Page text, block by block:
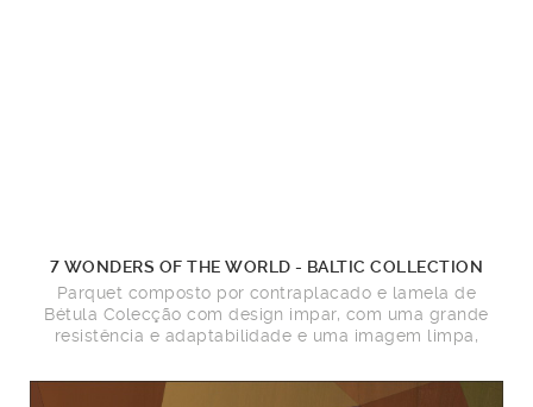
7 WONDERS OF THE WORLD - BALTIC COLLECTION
Parquet composto por contraplacado e lamela de
Bétula Colecção com design impar, com uma grande
resistência e adaptabilidade e uma imagem limpa,